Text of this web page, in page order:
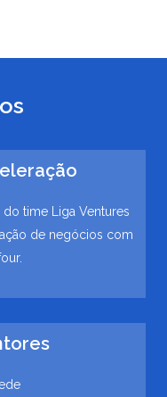
time Liga Ventures
de negócios com